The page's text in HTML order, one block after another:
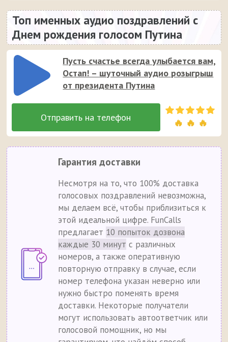
Топ именных аудио поздравлений с
Днем рождения голосом Путина
Пусть счастье всегда улыбается вам,
Остап! – шуточный аудио розыгрыш
от президента Путина
🔥 🔥 🔥
Гарантия доставки
Несмотря на то, что 100% доставка
голосовых поздравлений невозможна,
мы делаем всё, чтобы приблизиться к
этой идеальной цифре. FunCalls
предлагает 10 попыток дозвона
каждые 30 минут с различных
номеров, а также оперативную
повторную отправку в случае, если
номер телефона указан неверно или
нужно быстро поменять время
доставки. Некоторые получатели
могут использовать автоответчик или
голосовой помощник, но мы